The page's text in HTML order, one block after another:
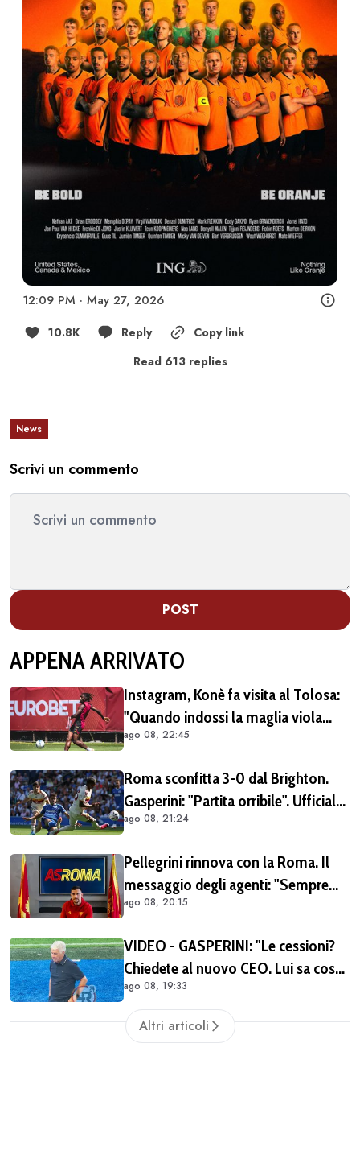
12:09 PM · May 27, 2026
10.8K Reply
Copy link
Read 613 replies
News
Scrivi un commento
POST
APPENA ARRIVATO
Instagram, Konè fa visita al Tolosa:
"Quando indossi la maglia viola
diventi parte della famiglia. Era
VIDEO)
ago 08, 22:45
Roma sconfitta 3-0 dal Brighton.
Gasperini: "Partita orribile". Ufficiale
il rinnovo di Pellegrini
ago 08, 21:24
Pellegrini rinnova con la Roma. Il
messaggio degli agenti: "Sempre
orgogliosi di essere al tuo fianco"
ago 08, 20:15
VIDEO - GASPERINI: "Le cessioni?
Chiedete al nuovo CEO. Lui sa cosa
può fare la Roma"
ago 08, 19:33
Altri articoli